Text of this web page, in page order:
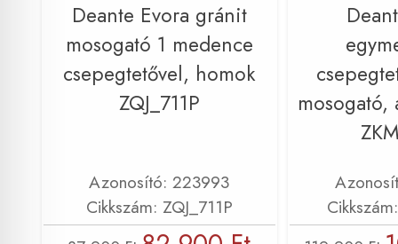
Deante Evora gránit
mosogató 1 medence
csepegtetővel, homok
ZQJ_711P
Azonosító: 223993
Cikkszám: ZQJ_711P
mosogató,